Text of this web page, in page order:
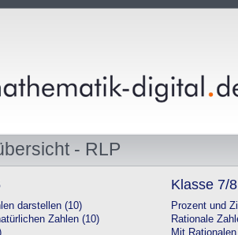
- RLP
darstellen (10)
Zahlen (10)
Klasse 7/8
Prozent und
Rationale
Mit